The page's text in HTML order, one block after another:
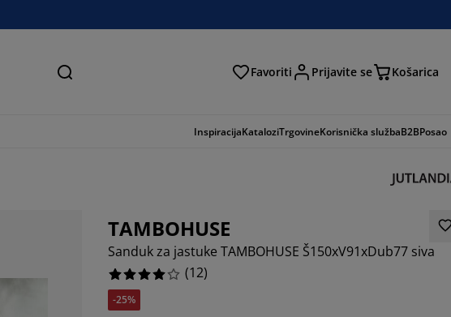
Pretraga Favoriti Prijavite se Košarica
InspiracijaKataloziTrgovineKorisnička službaB2BPosao
TAMBOHUSE
Sanduk za jastuke TAMBOHUSE Š150xV91xDub77 siva
(12)
-25%